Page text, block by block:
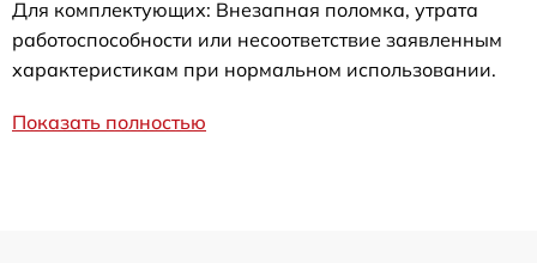
Для комплектующих: Внезапная поломка, утрата
работоспособности или несоответствие заявленным
характеристикам при нормальном использовании.
Показать полностью